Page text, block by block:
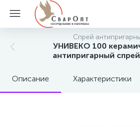
Спрей
УНИВЕКО 100
антипригарный
Описание Характеристики